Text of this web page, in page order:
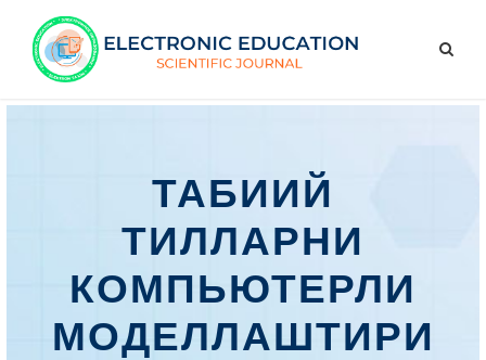
ТАБИИЙ
ТИЛЛАРНИ
КОМПЬЮТЕРЛИ
МОДЕЛЛАШТИРИ